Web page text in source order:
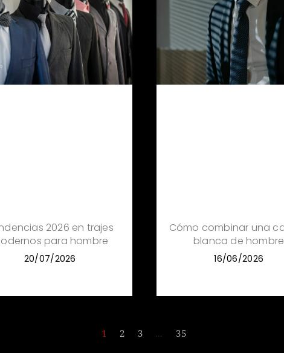
2026 en trajes
para hombre
20/07/2026
Cómo combinar una
blanca de hombre
16/06/2026
1 2 3 … 35